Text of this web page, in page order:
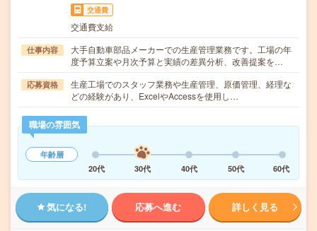
交通費
交通費支給
仕事内容
大手自動車部品メーカーでの生産管理業務です。工場の年
度予算立案や月次予算と実績の差異分析、改善提案を…
応募資格
生産工場でのスタッフ業務や生産管理、原価管理、経理な
どの経験があり、ExcelやAccessを使用し…
職場の雰囲気
年齢層
20代
30代 40代 50代 60代
気になる! 応募へ進む 詳しく見る